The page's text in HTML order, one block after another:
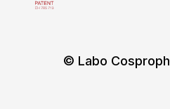
© Labo